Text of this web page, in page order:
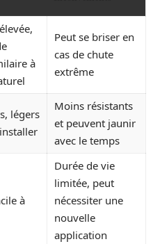
à
Peut se briser en
cas de chute
extrême
légers
Moins résistants
et peuvent jaunir
avec le temps
à
Durée de vie
limitée, peut
nécessiter une
nouvelle
application